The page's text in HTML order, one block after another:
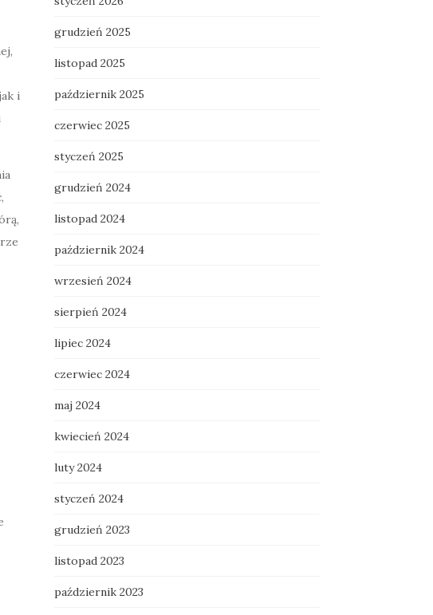
i
grudzień 2025
listopad 2025
październik 2025
czerwiec 2025
styczeń 2025
grudzień 2024
listopad 2024
październik 2024
wrzesień 2024
sierpień 2024
lipiec 2024
czerwiec 2024
maj 2024
kwiecień 2024
luty 2024
styczeń 2024
grudzień 2023
listopad 2023
październik 2023